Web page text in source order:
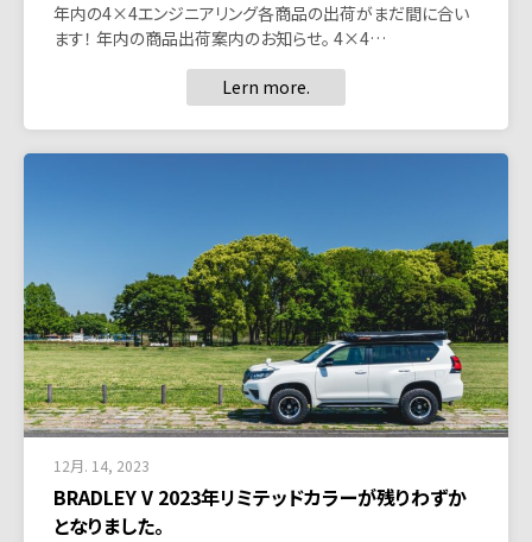
年内の4×4エンジニアリング各商品の出荷がまだ間に合い
ます！ 年内の商品出荷案内のお知らせ。 4×4…
Lern more.
12月. 14, 2023
BRADLEY V 2023年リミテッドカラーが残りわずか
となりました。